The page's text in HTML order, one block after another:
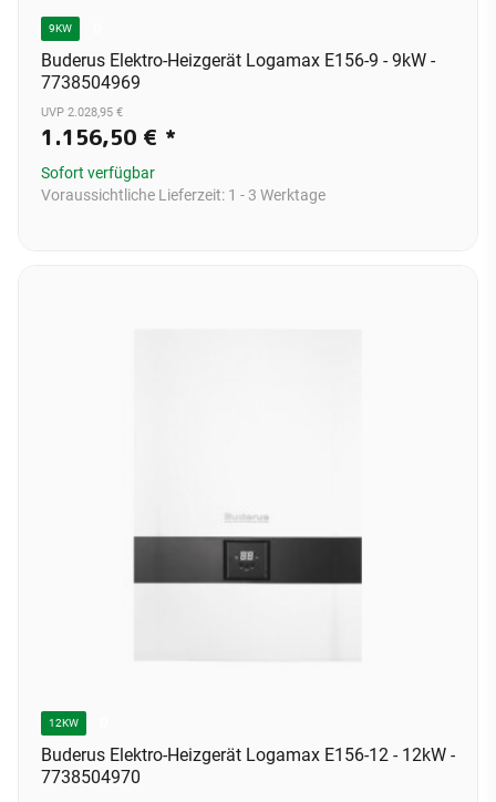
9KW
Buderus Elektro-Heizgerät Logamax E156-9 - 9kW -
7738504969
UVP 2.028,95 €
1.156,50 € *
Sofort verfügbar
Voraussichtliche Lieferzeit: 1 - 3 Werktage
12KW
Buderus Elektro-Heizgerät Logamax E156-12 - 12kW -
7738504970